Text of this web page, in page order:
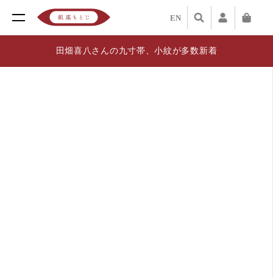
EN
田畑喜八さんの九寸帯、小紋が多数新着